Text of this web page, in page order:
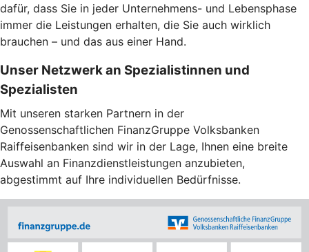
dafür, dass Sie in jeder Unternehmens- und Lebensphase
immer die Leistungen erhalten, die Sie auch wirklich
brauchen – und das aus einer Hand.
Unser Netzwerk an Spezialistinnen und
Spezialisten
Mit unseren starken Partnern in der
Genossenschaftlichen FinanzGruppe Volksbanken
Raiffeisenbanken sind wir in der Lage, Ihnen eine breite
Auswahl an Finanzdienstleistungen anzubieten,
abgestimmt auf Ihre individuellen Bedürfnisse.